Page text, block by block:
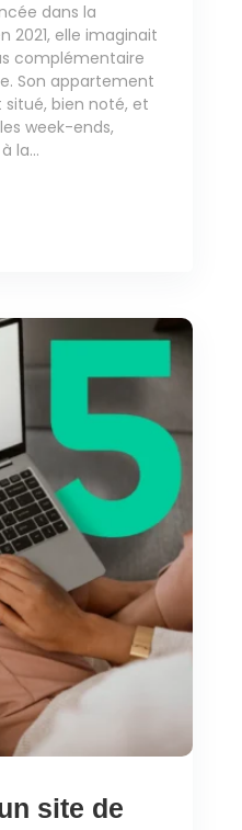
dans la
2021, elle imaginait
complémentaire
Son appartement
bien noté, et
week-ends,
la...
site de